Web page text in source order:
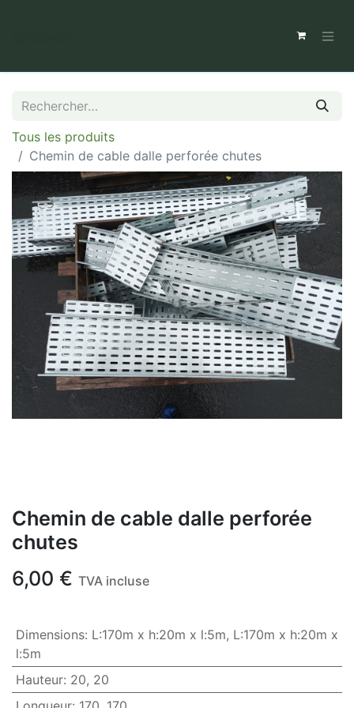
Tous les produits
Chemin de cable dalle perforée chutes
Chemin de cable dalle perforée
chutes
6,00 € TVA incluse
Dimensions: L:170m x h:20m x l:5m, L:170m x h:20m x
l:5m
Hauteur: 20, 20